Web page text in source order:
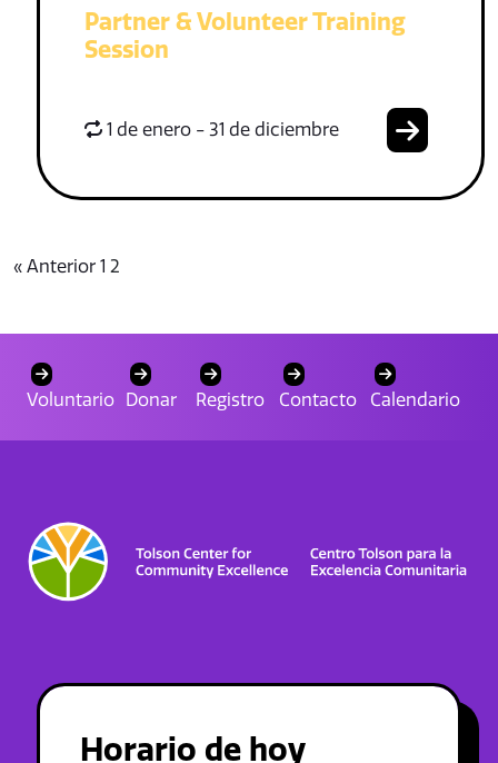
Partner & Volunteer Training
Session
1 de enero - 31 de diciembre
« Anterior 1 2
Voluntario Donar Registro Contacto Calendario
Horario de hoy